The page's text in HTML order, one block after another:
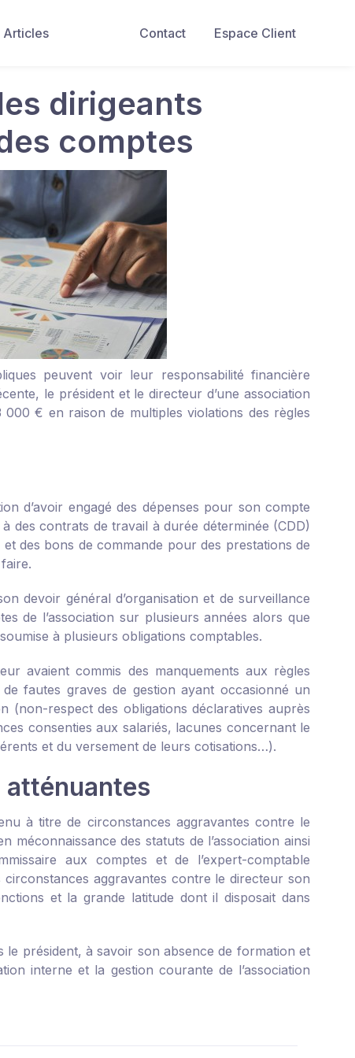
Contact
Espace Client
Articles
dirigeants
comptes
peuvent voir leur responsabilité financière
le président et le directeur d’une association
€ en raison de multiples violations des règles
d’avoir engagé des dépenses pour son compte
des contrats de travail à durée déterminée (CDD)
des bons de commande pour des prestations de
devoir général d’organisation et de surveillance
de l’association sur plusieurs années alors que
à plusieurs obligations comptables.
avaient commis des manquements aux règles
fautes graves de gestion ayant occasionné un
(non-respect des obligations déclaratives auprès
consenties aux salariés, lacunes concernant le
et du versement de leurs cotisations…).
atténuantes
à titre de circonstances aggravantes contre le
des statuts de l’association ainsi
aux comptes et de l’expert-comptable
aggravantes contre le directeur son
et la grande latitude dont il disposait dans
président, à savoir son absence de formation et
interne et la gestion courante de l’association